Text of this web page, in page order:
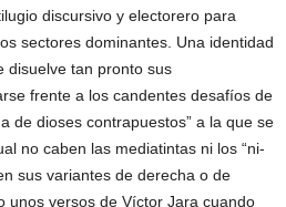
discursivo y electorero para
sectores dominantes. Una identidad
disuelve tan pronto sus
frente a los candentes desafíos de
de dioses contrapuestos” a la que se
no caben las mediatintas ni los “ni-
sus variantes de derecha o de
unos versos de Víctor Jara cuando